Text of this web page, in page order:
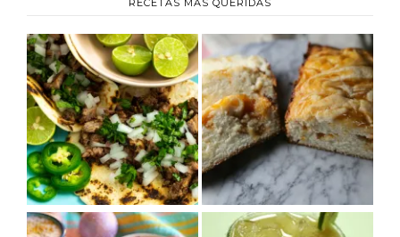
RECETAS MÁS QUERIDAS